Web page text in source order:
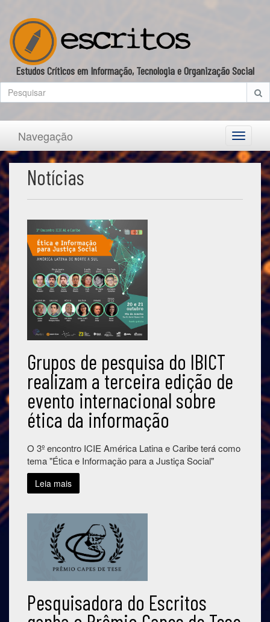
Estudos Críticos em Informação, Tecnologia e Organização Social
Toggle
Navegação
Notícias
Grupos de pesquisa do IBICT
realizam a terceira edição de
evento internacional sobre
ética da informação
O 3º encontro ICIE América Latina e Caribe terá como
tema "Ética e Informação para a Justiça Social"
Leia mais
Pesquisadora do Escritos